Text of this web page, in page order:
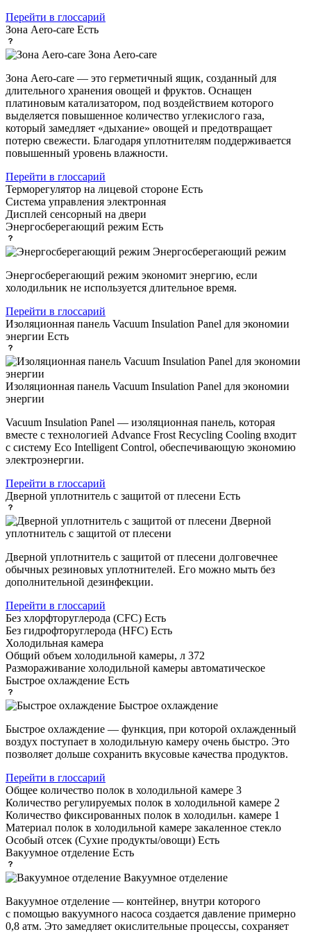
Перейти в глоссарий
Зона Aero-care Есть
Зона Aero-care
Зона Aero-care — это герметичный ящик, созданный для
длительного хранения овощей и фруктов. Оснащен
платиновым катализатором, под воздействием которого
выделяется повышенное количество углекислого газа,
который замедляет «дыхание» овощей и предотвращает
потерю свежести. Благодаря уплотнителям поддерживается
повышенный уровень влажности.
Перейти в глоссарий
Терморегулятор на лицевой стороне Есть
Система управления электронная
Дисплей сенсорный на двери
Энергосберегающий режим Есть
Энергосберегающий режим
Энергосберегающий режим экономит энергию, если
холодильник не используется длительное время.
Перейти в глоссарий
Изоляционная панель Vacuum Insulation Panel для экономии
энергии Есть
Изоляционная панель Vacuum Insulation Panel для экономии
энергии
Vacuum Insulation Panel — изоляционная панель, которая
вместе с технологией Advance Frost Recycling Cooling входит
с систему Eco Intelligent Control, обеспечивающую экономию
электроэнергии.
Перейти в глоссарий
Дверной уплотнитель с защитой от плесени Есть
Дверной
уплотнитель с защитой от плесени
Дверной уплотнитель с защитой от плесени долговечнее
обычных резиновых уплотнителей. Его можно мыть без
дополнительной дезинфекции.
Перейти в глоссарий
Без хлорфторуглерода (CFC) Есть
Без гидрофторуглерода (HFC) Есть
Холодильная камера
Общий объем холодильной камеры, л 372
Размораживание холодильной камеры автоматическое
Быстрое охлаждение Есть
Быстрое охлаждение
Быстрое охлаждение — функция, при которой охлажденный
воздух поступает в холодильную камеру очень быстро. Это
позволяет дольше сохранить вкусовые качества продуктов.
Перейти в глоссарий
Общее количество полок в холодильной камере 3
Количество регулируемых полок в холодильной камере 2
Количество фиксированных полок в холодильн. камере 1
Материал полок в холодильной камере закаленное стекло
Особый отсек (Сухие продукты/овощи) Есть
Вакуумное отделение Есть
Вакуумное отделение
Вакуумное отделение — контейнер, внутри которого
с помощью вакуумного насоса создается давление примерно
0,8 атм. Это замедляет окислительные процессы, сохраняет